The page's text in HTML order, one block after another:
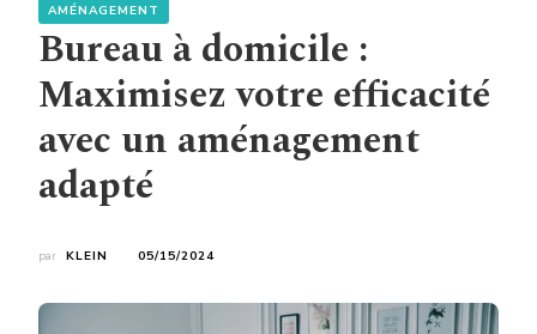
AMÉNAGEMENT
Bureau à domicile :
Maximisez votre efficacité
avec un aménagement
adapté
par KLEIN 05/15/2024